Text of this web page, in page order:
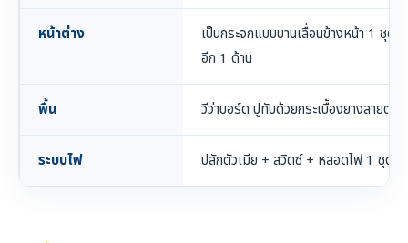
หน้าต่าง
เป็นกระจกแบบบานเลื่อนข้างหน้า 1 ชุด
อีก 1 ด้าน
พื้น วีว่าบอร์ด ปูทับด้วยกระเบื้องยางลายต่า
ระบบไฟ ปลักตัวเมีย + สวิตซ์ + หลอดไฟ 1 ชุด